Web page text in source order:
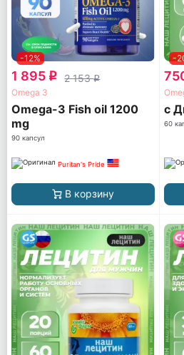
-12%
1 895 q 2 153q
Omega 3
Omega-3 Fish oil 1200
mg
90 капсул
Puritan's Pride
В корзину
-
с
60